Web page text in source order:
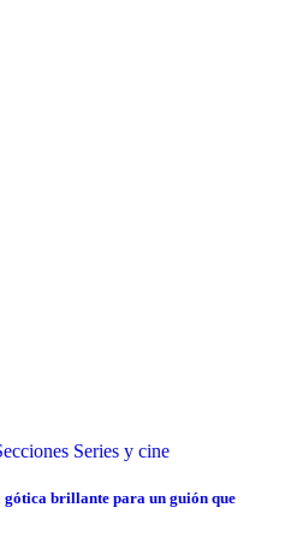
Series y cine
gótica brillante para un guión que